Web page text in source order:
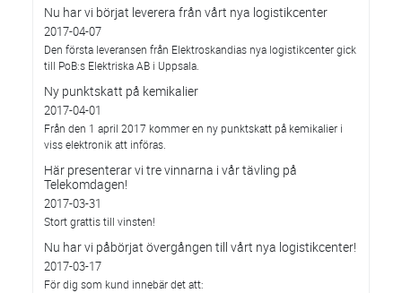
Nu har vi börjat leverera från vårt nya logistikcenter
2017-04-07
Den första leveransen från Elektroskandias nya logistikcenter gick
till PoB:s Elektriska AB i Uppsala.
Ny punktskatt på kemikalier
2017-04-01
Från den 1 april 2017 kommer en ny punktskatt på kemikalier i
viss elektronik att införas.
Här presenterar vi tre vinnarna i vår tävling på
Telekomdagen!
2017-03-31
Stort grattis till vinsten!
Nu har vi påbörjat övergången till vårt nya logistikcenter!
2017-03-17
För dig som kund innebär det att: